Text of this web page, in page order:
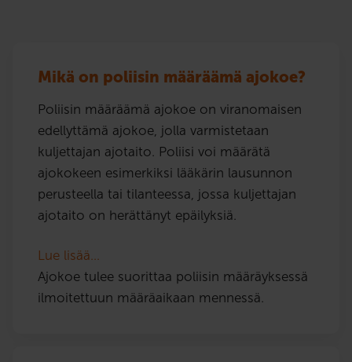
Mikä on poliisin määräämä ajokoe?
Poliisin määräämä ajokoe on viranomaisen
edellyttämä ajokoe, jolla varmistetaan
kuljettajan ajotaito. Poliisi voi määrätä
ajokokeen esimerkiksi lääkärin lausunnon
perusteella tai tilanteessa, jossa kuljettajan
ajotaito on herättänyt epäilyksiä.
Lue lisää…
Ajokoe tulee suorittaa poliisin määräyksessä
ilmoitettuun määräaikaan mennessä.